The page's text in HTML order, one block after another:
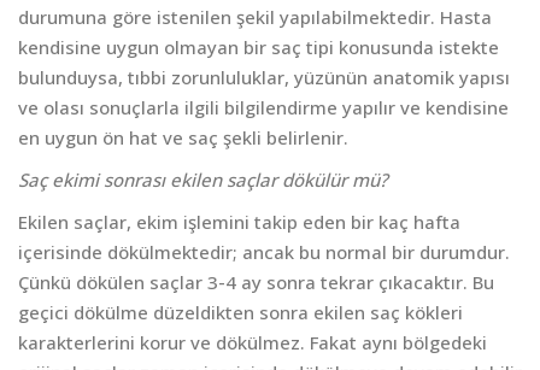
durumuna göre istenilen şekil yapılabilmektedir. Hasta
kendisine uygun olmayan bir saç tipi konusunda istekte
bulunduysa, tıbbi zorunluluklar, yüzünün anatomik yapısı
ve olası sonuçlarla ilgili bilgilendirme yapılır ve kendisine
en uygun ön hat ve saç şekli belirlenir.
Saç ekimi sonrası ekilen saçlar dökülür mü?
Ekilen saçlar, ekim işlemini takip eden bir kaç hafta
içerisinde dökülmektedir; ancak bu normal bir durumdur.
Çünkü dökülen saçlar 3-4 ay sonra tekrar çıkacaktır. Bu
geçici dökülme düzeldikten sonra ekilen saç kökleri
karakterlerini korur ve dökülmez. Fakat aynı bölgedeki